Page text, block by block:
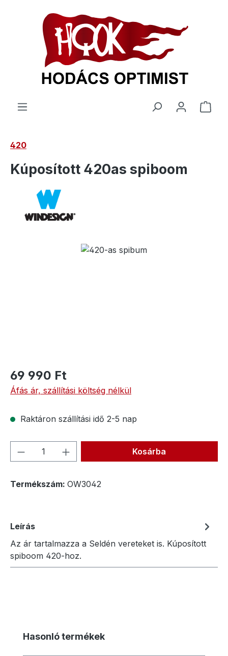
A
420
Kúposított 420as spiboom
Képgaléria kihagyása
69 990 Ft
Áfás ár, szállítási költség nélkül
Raktáron szállítási idő 2-5 nap
Termékmennyiség: Adja meg a kívánt
Kosárba
Termékszám: OW3042
Leírás
Az ár tartalmazza a Seldén vereteket is. Kúposított
spiboom 420-hoz.
Termékgaléria kihagyása
Hasonló termékek